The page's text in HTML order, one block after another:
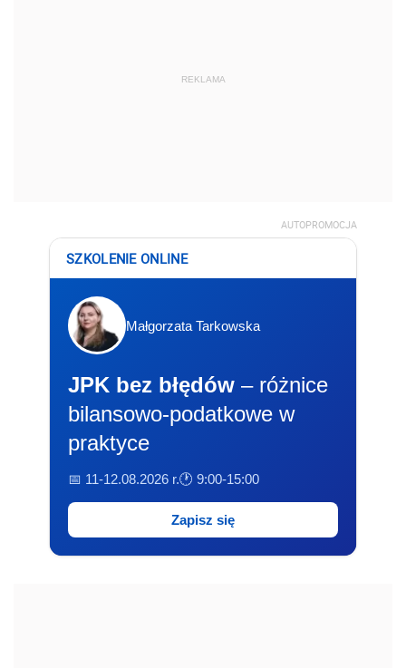
REKLAMA
AUTOPROMOCJA
SZKOLENIE ONLINE
Małgorzata Tarkowska
JPK bez błędów – różnice
bilansowo-podatkowe w
praktyce
📅 11-12.08.2026 r.🕐 9:00-15:00
Zapisz się